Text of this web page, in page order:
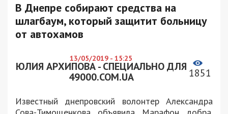
В Днепре собирают средства на
шлагбаум, который защитит больницу
от автохамов
13/05/2019 - 15:25
ЮЛИЯ АРХИПОВА - СПЕЦИАЛЬНО ДЛЯ
49000.COM.UA
1851
Известный днепровский волонтер Александра